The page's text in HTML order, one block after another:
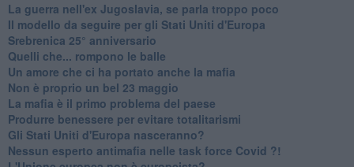
La guerra nell'ex Jugoslavia, se parla troppo poco
Il modello da seguire per gli Stati Uniti d'Europa
Srebrenica 25° anniversario
Quelli che... rompono le balle
Un amore che ci ha portato anche la mafia
Non è proprio un bel 23 maggio
La mafia è il primo problema del paese
Produrre benessere per evitare totalitarismi
Gli Stati Uniti d'Europa nasceranno?
Nessun esperto antimafia nelle task force Covid ?!